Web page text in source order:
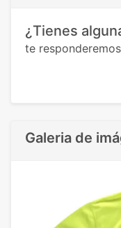
¿Tienes
te
Galeria de